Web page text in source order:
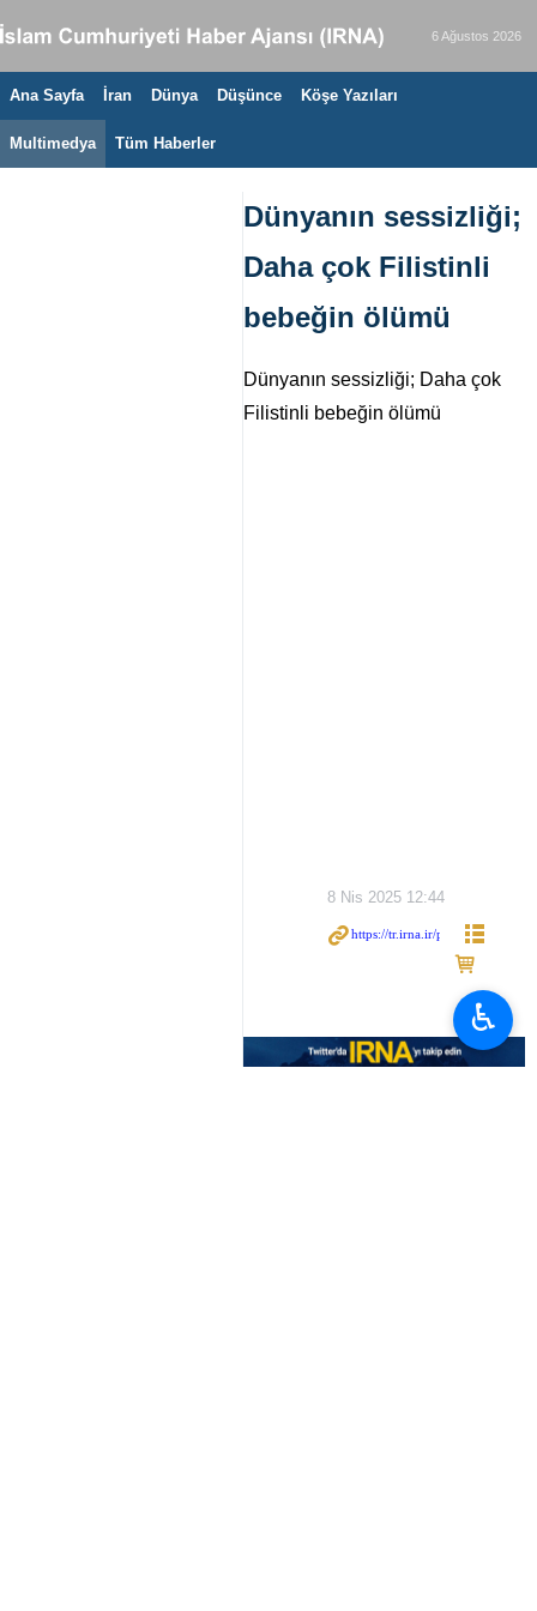
6 Ağustos 2026
Ana Sayfa İran Dünya Düşünce Köşe Yazıları
Multimedya Tüm Haberler
Dünyanın sessizliği;
Daha çok Filistinli
bebeğin ölümü
Dünyanın sessizliği; Daha çok
Filistinli bebeğin ölümü
8 Nis 2025 12:44
♿︎